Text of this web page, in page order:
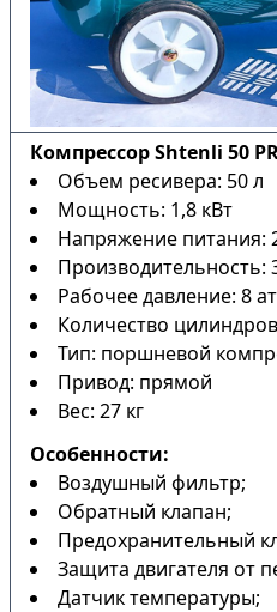
Компрессор Shtenli 50
Объем ресивера: 50 л
Мощность: 1,8 кВт
Напряжение питания:
Производительность:
Рабочее давление: 8
Количество
Тип: поршневой
Привод: прямой
Вес: 27 кг
Особенности:
Воздушный фильтр;
Обратный клапан;
Предохранительный
Защита двигателя от
Датчик температуры;